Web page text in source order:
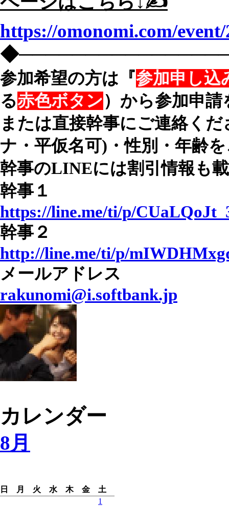
https://omonomi.com/
参加希望の方は『参加申し込
る赤色ボタン）から参加申
または直接幹事にご連絡く
ナ・平仮名可)・性別・年齢
幹事のLINEには割引情報も
幹事１
https://line.me/ti/p/
幹事２
http://line.me/ti/p/
メールアドレス
rakunomi@i.softbank.jp
カレンダー
8月
日 月 火 水 木 金
土
1